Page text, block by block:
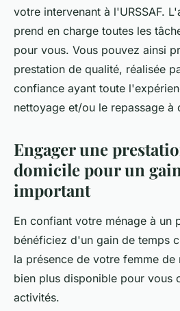
votre intervenant à l'URSSAF.
prend en charge toutes les
pour vous. Vous pouvez ainsi
prestation de qualité, réalisée
confiance ayant toute
nettoyage et/ou le repassage à
Engager une
domicile pour un
important
En confiant votre ménage à un
bénéficiez d'un gain de temps
la présence de votre femme de
bien plus disponible pour vous
activités.